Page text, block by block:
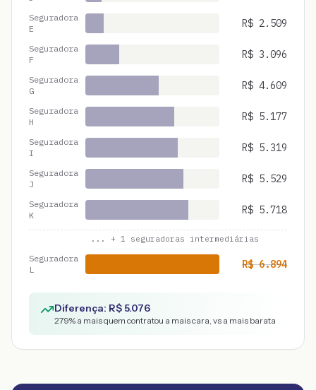
Seguradora
E
R$ 2.509
Seguradora
F
R$ 3.096
Seguradora
G
R$ 4.609
Seguradora
H
R$ 5.177
Seguradora
I
R$ 5.319
Seguradora
J
R$ 5.529
Seguradora
K
R$ 5.718
... + 1 seguradoras intermediárias
Seguradora
L
R$6.894
Diferença: R$5.076
279% a mais quem contratou a mais cara, vs a mais barata